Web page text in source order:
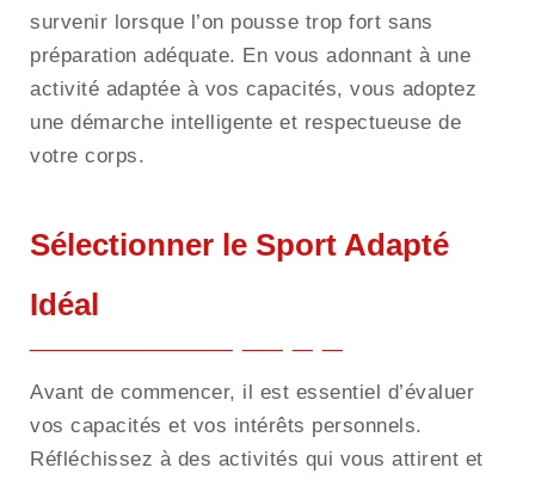
survenir lorsque l’on pousse trop fort sans
préparation adéquate. En vous adonnant à une
activité adaptée à vos capacités, vous adoptez
une démarche intelligente et respectueuse de
votre corps.
Sélectionner le Sport Adapté
Idéal
Avant de commencer, il est essentiel d’évaluer
vos capacités et vos intérêts personnels.
Réfléchissez à des activités qui vous attirent et